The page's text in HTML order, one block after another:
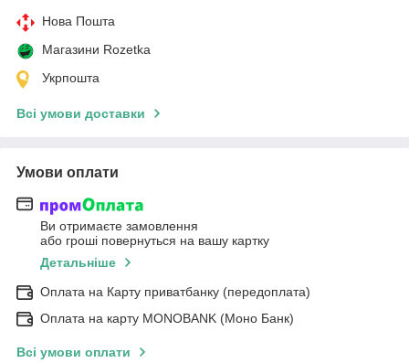
Нова Пошта
Магазини Rozetka
Укрпошта
Всі умови доставки
Умови оплати
Ви отримаєте замовлення
або гроші повернуться на вашу картку
Детальніше
Оплата на Карту приватбанку (передоплата)
Оплата на карту MONOBANK (Моно Банк)
Всі умови оплати